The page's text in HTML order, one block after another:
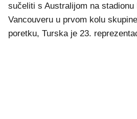
sučeliti s Australijom na stadionu
Vancouveru u prvom kolu
poretku, Turska je 23.